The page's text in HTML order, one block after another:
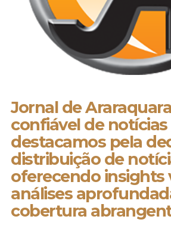
Jornal de
confiável de notícias
destacamos pela
distribuição de
oferecendo insights
análises
cobertura